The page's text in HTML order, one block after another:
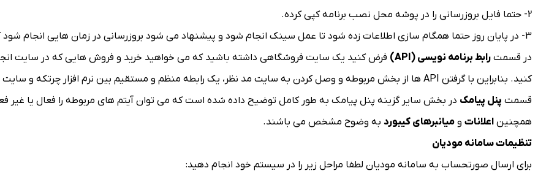
2- حتما فایل بروزرسانی را در پوشه محل نصب برنامه کپی کرده.
3- در پایان روز حتما همگام سازی اطلاعات زده شود تا عمل سینک انجام شود و پیشنهاد می شود بروزرسانی در زمان هایی انجام شود که تعداد کاربرها در سیستم کم باشد.
در قسمت رابط برنامه نویسی (API)
فرض کنید یک سایت فروشگاهی داشته باشید که می خواهید خرید و فروش هایی که در سایت انجام
کنید. بنابراین با گرفتن API ها از بخش مربوطه و وصل کردن به سایت مد نظر، یک رابطه منظم و مستقیم بین نرم افزار چرتکه و سایت شخصی خود داشته باشید.
قسمت پنل پیامک در بخش سایر گزینه پنل پیامک به طور کامل توضیح داده شده است که می توان آیتم های مربوطه را فعال یا غیر
همچنین اعلانات و میانبرهای کیبورد به وضوح مشخص می باشند.
تنظیمات سامانه مودیان
برای ارسال صورتحساب به سامانه مودیان لطفا مراحل زیر را در سیستم خود انجام دهید: